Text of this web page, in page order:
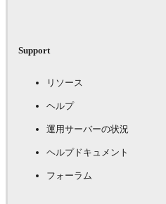
Support
リソース
ヘルプ
運用サーバーの状況
ヘルプドキュメント
フォーラム